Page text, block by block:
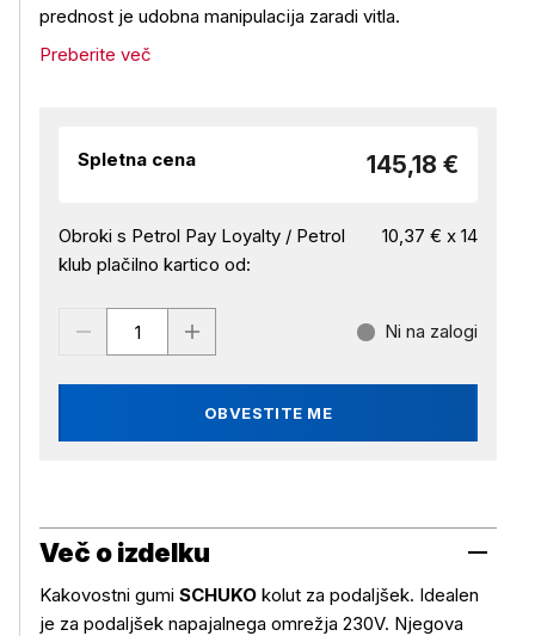
prednost je udobna manipulacija zaradi vitla.
Preberite več
Spletna cena 145,18 €
Obroki s Petrol Pay Loyalty / Petrol
klub plačilno kartico od:
10,37 € x 14
OBVESTITE ME
Ni na zalogi
Več o izdelku
Kakovostni gumi SCHUKO kolut za podaljšek. Idealen
je za podaljšek napajalnega omrežja 230V. Njegova